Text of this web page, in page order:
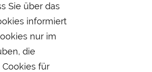
Sie über das
informiert
nur im
die
für